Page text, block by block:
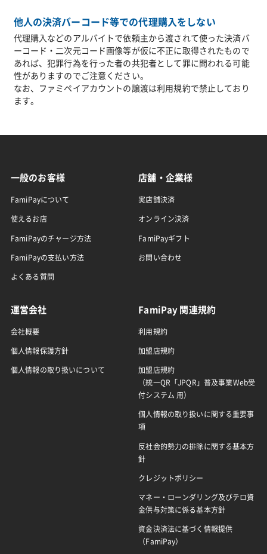
他人の決済バーコード等での代理購入をしない
代理購入などのアルバイトで依頼主から渡されて使った決済バ
ーコード・二次元コード画像等が仮に不正に取得されたもので
あれば、犯罪行為を行った者の共犯者として罪に問われる可能
性がありますのでご注意ください。
なお、ファミペイアカウントの譲渡は利用規約で禁止しており
ます。
一般のお客様
FamiPayについて
使えるお店
FamiPayのチャージ方法
FamiPayの支払い方法
よくある質問
店舗・企業様
実店舗決済
オンライン決済
FamiPayギフト
お問い合わせ
運営会社
会社概要
個人情報保護方針
個人情報の取り扱いについて
FamiPay 関連規約
利用規約
加盟店規約
加盟店規約
（統一QR「JPQR」普及事業Web受
付システム 用）
個人情報の取り扱いに関する重要事
項
反社会的勢力の排除に関する基本方
針
クレジットポリシー
マネー・ローンダリング及びテロ資
金供与対策に係る基本方針
資金決済法に基づく情報提供
（FamiPay）